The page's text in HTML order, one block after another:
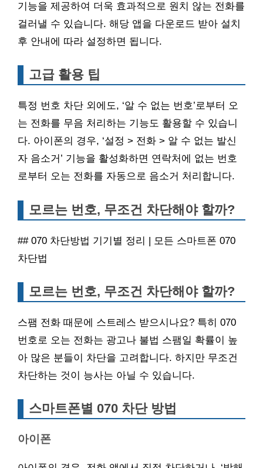
기능을 제공하여 더욱 효과적으로 원치 않는 전화를
걸러낼 수 있습니다. 해당 앱을 다운로드 받아 설치
후 안내에 따라 설정하면 됩니다.
고급 활용 팁
특정 번호 차단 외에도, ‘알 수 없는 번호’로부터 오
는 전화를 무음 처리하는 기능도 활용할 수 있습니
다. 아이폰의 경우, ‘설정 > 전화 > 알 수 없는 발신
자 음소거’ 기능을 활성화하면 연락처에 없는 번호
로부터 오는 전화를 자동으로 음소거 처리합니다.
모르는 번호, 무조건 차단해야 할까?
## 070 차단방법 기기별 정리 | 모든 스마트폰 070
차단법
모르는 번호, 무조건 차단해야 할까?
스팸 전화 때문에 스트레스 받으시나요? 특히 070
번호로 오는 전화는 광고나 불법 스팸일 확률이 높
아 많은 분들이 차단을 고려합니다. 하지만 무조건
차단하는 것이 능사는 아닐 수 있습니다.
스마트폰별 070 차단 방법
아이폰